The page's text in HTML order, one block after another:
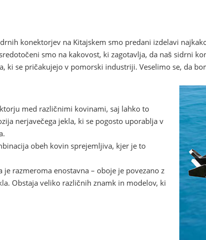
konektorjev na Kitajskem smo predani izdelavi
smo na kakovost, ki zagotavlja, da naš sidrni
ki se pričakujejo v pomorski industriji. Veselimo se, da
med različnimi kovinami, saj lahko to
nerjavečega jekla, ki se pogosto uporablja v
obeh kovin sprejemljiva, kjer je to
razmeroma enostavna – oboje je povezano z
Obstaja veliko različnih znamk in modelov, ki